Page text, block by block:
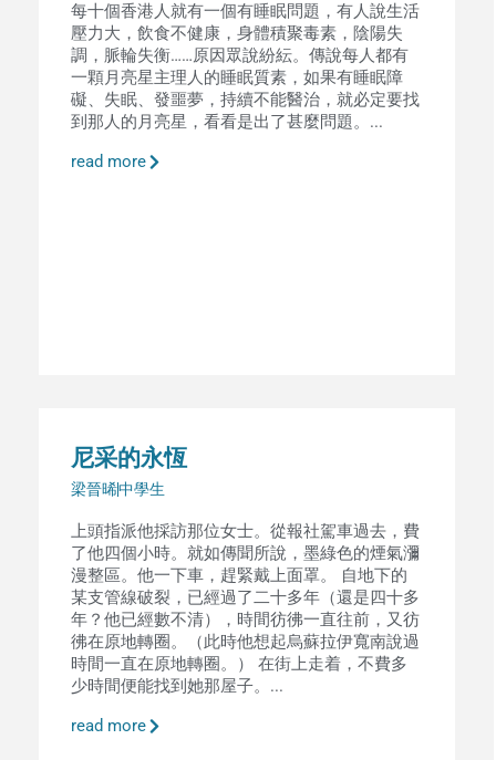
每十個香港人就有一個有睡眠問題，有人說生活
壓力大，飲食不健康，身體積聚毒素，陰陽失
調，脈輪失衡……原因眾說紛紜。傳說每人都有
一顆月亮星主理人的睡眠質素，如果有睡眠障
礙、失眠、發噩夢，持續不能醫治，就必定要找
到那人的月亮星，看看是出了甚麼問題。...
read more
尼采的永恆
梁晉晞中學生
上頭指派他採訪那位女士。從報社駕車過去，費
了他四個小時。就如傳聞所說，墨綠色的煙氣瀰
漫整區。他一下車，趕緊戴上面罩。 自地下的
某支管線破裂，已經過了二十多年（還是四十多
年？他已經數不清），時間彷彿一直往前，又彷
彿在原地轉圈。（此時他想起烏蘇拉伊寬南說過
時間一直在原地轉圈。） 在街上走着，不費多
少時間便能找到她那屋子。...
read more